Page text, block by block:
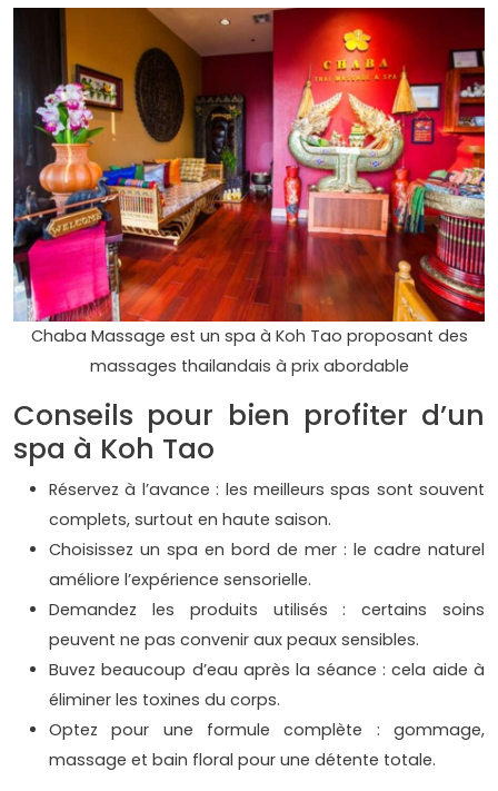
Chaba Massage est un spa à Koh Tao proposant des
massages thailandais à prix abordable
Conseils pour bien profiter d’un
spa à Koh Tao
Réservez à l’avance : les meilleurs spas sont souvent
complets, surtout en haute saison.
Choisissez un spa en bord de mer : le cadre naturel
améliore l’expérience sensorielle.
Demandez les produits utilisés : certains soins
peuvent ne pas convenir aux peaux sensibles.
Buvez beaucoup d’eau après la séance : cela aide à
éliminer les toxines du corps.
Optez pour une formule complète : gommage,
massage et bain floral pour une détente totale.